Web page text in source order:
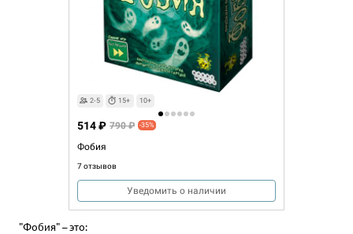
2-5 15+ 10+
Фобия
7 отзывов
514 ₽ 790 ₽ -35%
Уведомить о наличии
"Фобия" – это: